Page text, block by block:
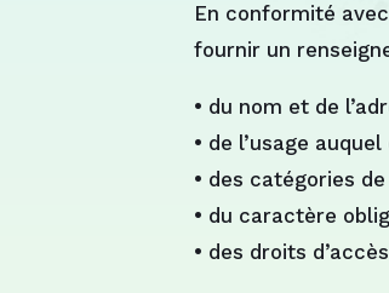
En conformité
fournir un
• du nom et de
• de l’usage
• des catégories
• du caractère
• des droits